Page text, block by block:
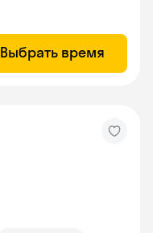
Выбрать время